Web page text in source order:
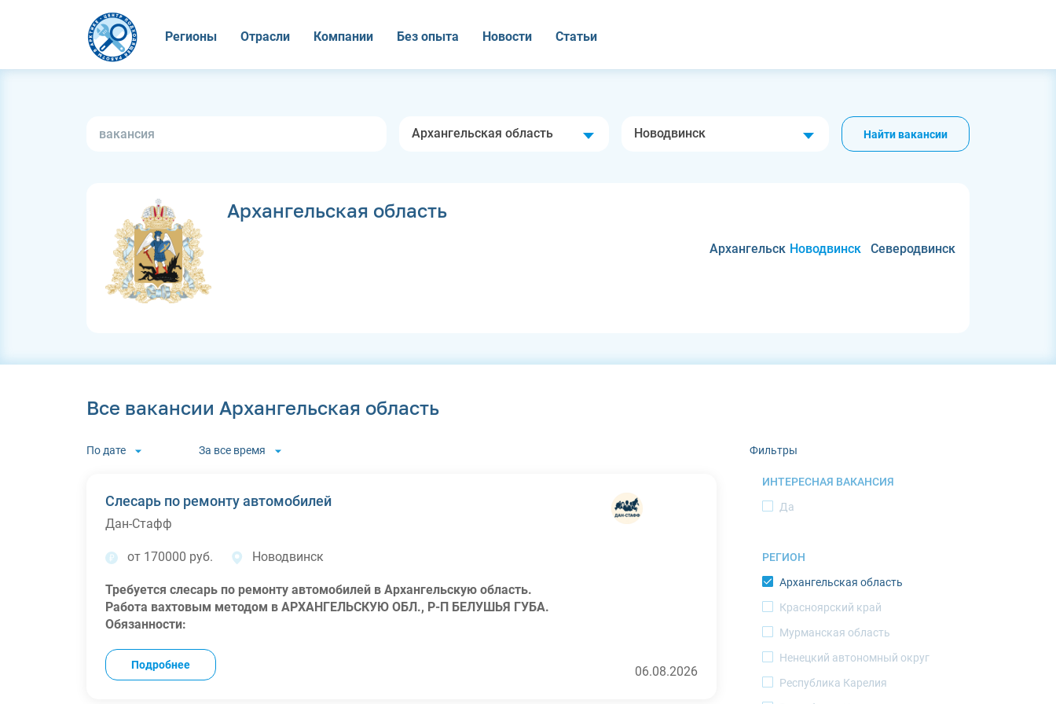
Регионы Отрасли Компании Без опыта Новости Статьи
Архангельская область Новодвинск Найти вакансии
Архангельская область
Архангельск Новодвинск Северодвинск
Все вакансии Архангельская область
Фильтры
ИНТЕРЕСНАЯ ВАКАНСИЯ
Да
РЕГИОН
Архангельская область
Красноярский край
Мурманская область
Ненецкий автономный округ
Республика Карелия
По дате За все время
Слесарь по ремонту автомобилей
Дан-Стафф
от 170000 руб. Новодвинск
Требуется слесарь по ремонту автомобилей в Архангельскую область.
Работа вахтовым методом в АРХАНГЕЛЬСКУЮ ОБЛ., Р-П БЕЛУШЬЯ ГУБА.
Обязанности:
Техническое обслуживание.
Требования:
Подробнее 06.08.2026